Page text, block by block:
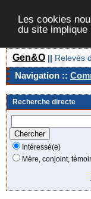
Les cookies
du site
Gen&O || Relevés
Navigation ::
Recherche directe
Intéressé(e)
Mère, conjoint,